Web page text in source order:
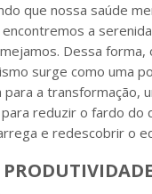
que nossa saúde
a
Dessa forma,
surge como uma
para a transformação,
reduzir o fardo do
e redescobrir o